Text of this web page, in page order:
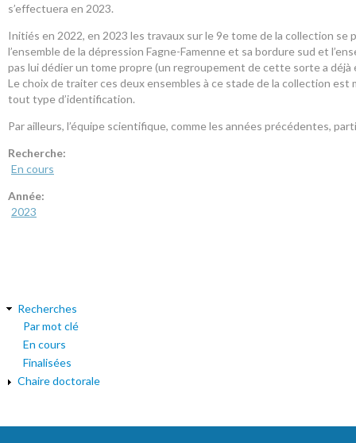
Recherches
Par mot clé
En cours
Finalisées
Chaire doctorale
s’effectuera en 2023.
Initiés en 2022, en 2023 les travaux sur le 9e tome de la collection
l’ensemble de la dépression Fagne-Famenne et sa bordure sud et
pas lui dédier un tome propre (un regroupement de cette sorte a
Le choix de traiter ces deux ensembles à ce stade de la collection
tout type d’identification.
Par ailleurs, l’équipe scientifique, comme les années précédentes,
Recherche:
En cours
Année:
2023